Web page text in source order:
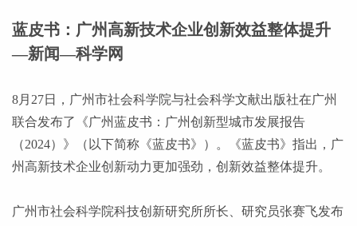
蓝皮书：广州高新技术企业创新效益整体提升
—新闻—科学网
8月27日，广州市社会科学院与社会科学文献出版社在广州
联合发布了《广州蓝皮书：广州创新型城市发展报告
（2024）》（以下简称《蓝皮书》）。《蓝皮书》指出，广
州高新技术企业创新动力更加强劲，创新效益整体提升。
广州市社会科学院科技创新研究所所长、研究员张赛飞发布